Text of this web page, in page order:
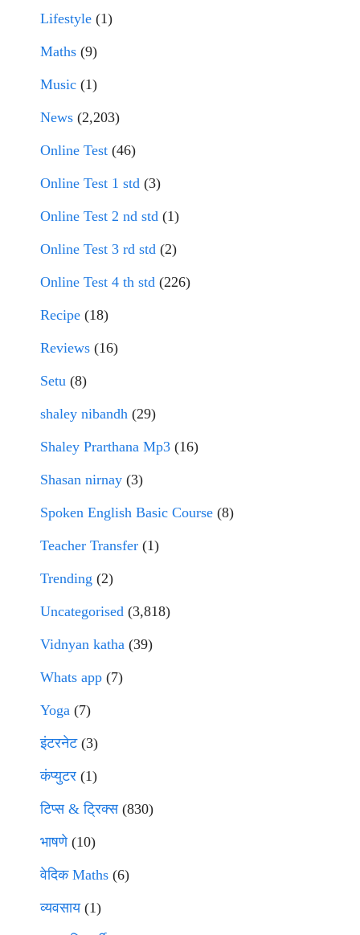
Lifestyle (1)
Maths (9)
Music (1)
News (2,203)
Online Test (46)
Online Test 1 std (3)
Online Test 2 nd std (1)
Online Test 3 rd std (2)
Online Test 4 th std (226)
Recipe (18)
Reviews (16)
Setu (8)
shaley nibandh (29)
Shaley Prarthana Mp3 (16)
Shasan nirnay (3)
Spoken English Basic Course (8)
Teacher Transfer (1)
Trending (2)
Uncategorised (3,818)
Vidnyan katha (39)
Whats app (7)
Yoga (7)
इंटरनेट(3)
कंप्युटर (1)
टिप्स & ट्रिक्स(830)
भाषणे(10)
वेदिक Maths (6)
व्यवसाय(1)